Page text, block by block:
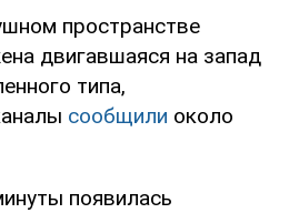
пространстве
двигавшаяся на запад
типа,
сообщили около
появилась